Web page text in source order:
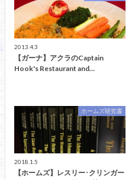
2013.4.3
【ガーナ】アクラのCaptain
Hook's Restaurant and…
ホームズ研究書
2018.1.5
【ホームズ】レスリー･クリンガー